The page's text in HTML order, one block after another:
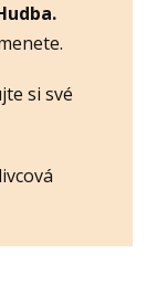
si své